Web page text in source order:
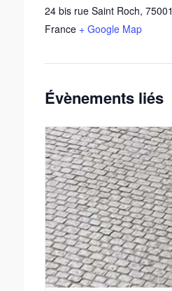
24 bis rue Saint Roch, 75001
France + Google Map
Évènements liés